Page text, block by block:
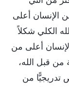
الإنسان أعلى
الكلي شكلاً
أعلى من
من قبل الله،
تدريجيًّا من